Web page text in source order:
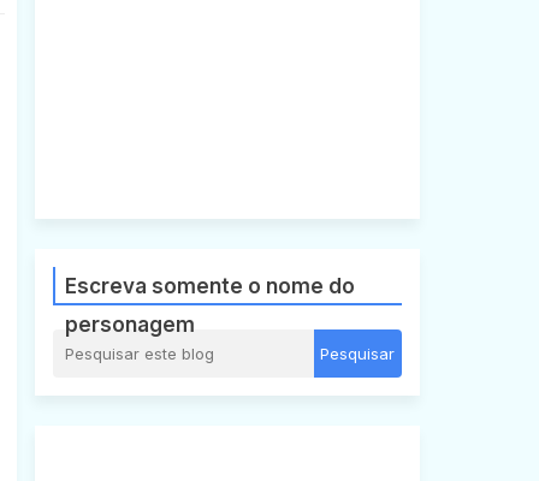
Escreva somente o nome do
personagem